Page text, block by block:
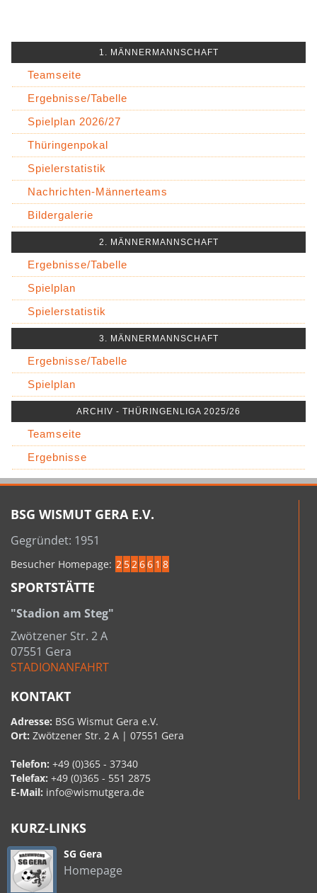
1. MÄNNERMANNSCHAFT
Teamseite
Ergebnisse/Tabelle
Spielplan 2026/27
Thüringenpokal
Spielerstatistik
Nachrichten-Männerteams
Bildergalerie
2. MÄNNERMANNSCHAFT
Ergebnisse/Tabelle
Spielplan
Spielerstatistik
3. MÄNNERMANNSCHAFT
Ergebnisse/Tabelle
Spielplan
ARCHIV - THÜRINGENLIGA 2025/26
Teamseite
Ergebnisse
BSG WISMUT GERA E.V.
Gegründet: 1951
Besucher Homepage: 2 5266 1 8
SPORTSTÄTTE
"Stadion am Steg"
Zwötzener Str. 2 A
07551 Gera
STADIONANFAHRT
KONTAKT
Adresse: BSG Wismut Gera e.V.
Ort: Zwötzener Str. 2 A | 07551 Gera
Telefon: +49 (0)365 - 37340
Telefax: +49 (0)365 - 551 2875
E-Mail: info@wismutgera.de
KURZ-LINKS
SG Gera
Homepage